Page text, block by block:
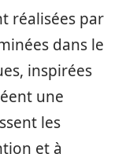
réalisées par
dans le
inspirées
une
les
et à